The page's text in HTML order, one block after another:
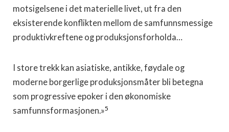
motsigelsene i det materielle livet, ut fra den
eksisterende konflikten mellom de samfunnsmessige
produktivkreftene og produksjonsforholda…
I store trekk kan asiatiske, antikke, føydale og
moderne borgerlige produksjonsmåter bli betegna
som progressive epoker i den økonomiske
samfunnsformasjonen.»5